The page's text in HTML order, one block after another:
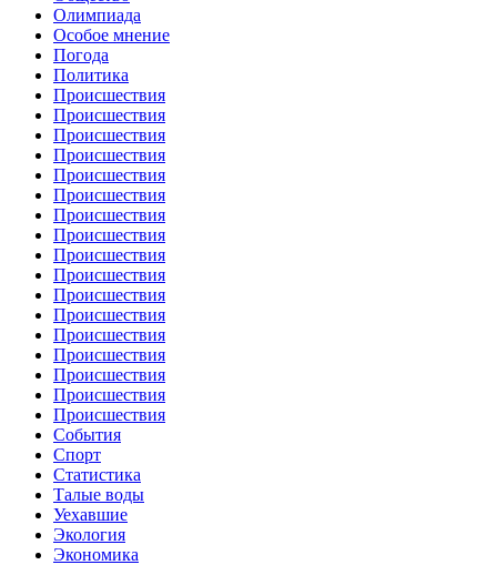
Олимпиада
Особое мнение
Погода
Политика
Происшествия
Происшествия
Происшествия
Происшествия
Происшествия
Происшествия
Происшествия
Происшествия
Происшествия
Происшествия
Происшествия
Происшествия
Происшествия
Происшествия
Происшествия
Происшествия
Происшествия
События
Спорт
Статистика
Талые воды
Уехавшие
Экология
Экономика